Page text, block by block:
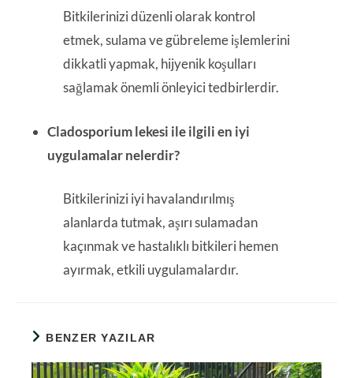
Bitkilerinizi düzenli olarak kontrol
etmek, sulama ve gübreleme işlemlerini
dikkatli yapmak, hijyenik koşulları
sağlamak önemli önleyici tedbirlerdir.
Cladosporium lekesi ile ilgili en iyi
uygulamalar nelerdir?
Bitkilerinizi iyi havalandırılmış
alanlarda tutmak, aşırı sulamadan
kaçınmak ve hastalıklı bitkileri hemen
ayırmak, etkili uygulamalardır.
BENZER YAZILAR